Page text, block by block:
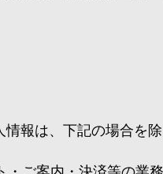
報は、下記の場合を